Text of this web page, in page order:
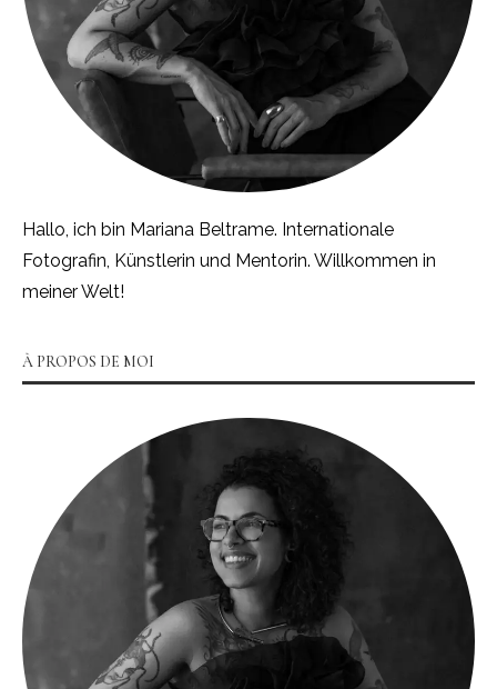
Hallo, ich bin Mariana Beltrame. Internationale
Fotografin, Künstlerin und Mentorin. Willkommen in
meiner Welt!
À PROPOS DE MOI